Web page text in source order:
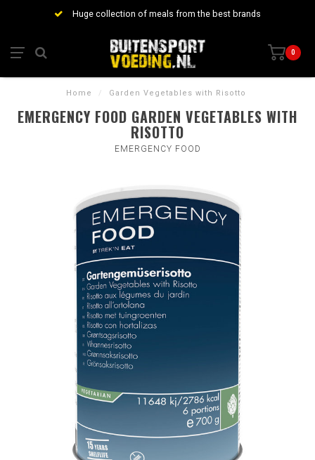
Huge collection of meals from the best brands
0
Home / Garden Vegetables with Risotto
EMERGENCY FOOD GARDEN VEGETABLES WITH
RISOTTO
EMERGENCY FOOD